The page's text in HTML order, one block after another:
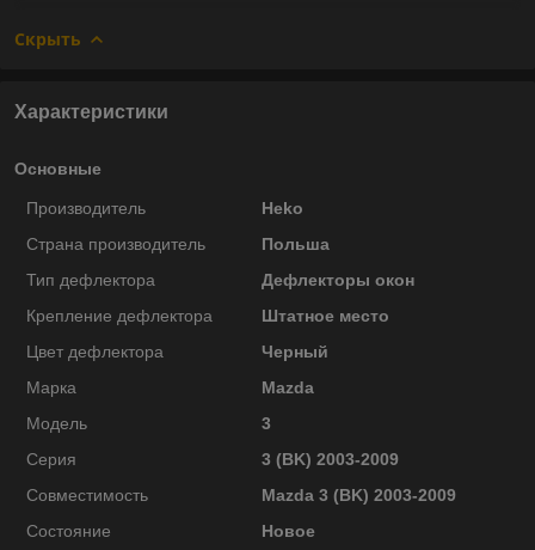
Скрыть
Характеристики
Основные
Производитель
Heko
Страна производитель
Польша
Тип дефлектора
Дефлекторы окон
Крепление дефлектора
Штатное место
Цвет дефлектора
Черный
Марка
Mazda
Модель
3
Серия
3 (BK) 2003-2009
Совместимость
Mazda 3 (BK) 2003-2009
Состояние
Новое